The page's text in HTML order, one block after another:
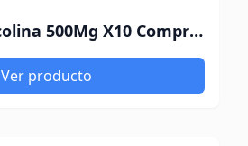
Citicolina Unicolina 500Mg X10 Comprimidos Farqui
Ver producto